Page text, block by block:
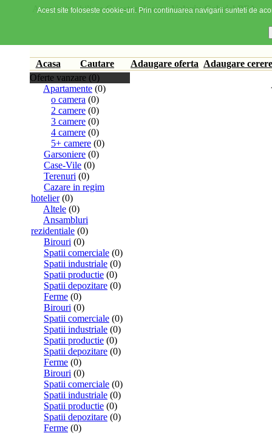
Agentia imobiliaraConstantinescu Valeriu Gabriel PFA
Acasa Cautare Adaugare oferta Adaugare cerere
Oferte vanzare (0)
Apartamente (0)
o camera (0)
2 camere (0)
3 camere (0)
4 camere (0)
5+ camere (0)
Garsoniere (0)
Case-Vile (0)
Terenuri (0)
Cazare in regim
hotelier(0)
Altele (0)
Ansambluri
rezidentiale (0)
Birouri (0)
Spatii comerciale (0)
Spatii industriale (0)
Spatii productie (0)
Spatii depozitare (0)
Ferme (0)
Birouri (0)
Spatii comerciale (0)
Spatii industriale (0)
Spatii productie (0)
Spatii depozitare (0)
Ferme (0)
Birouri (0)
Spatii comerciale (0)
Spatii industriale (0)
Spatii productie (0)
Spatii depozitare (0)
Ferme (0)
Acest site foloseste cookie-uri. Prin continuarea navigarii sunteti de